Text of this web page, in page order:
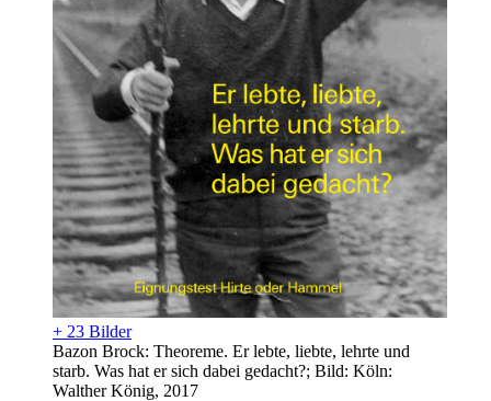
+ 23 Bilder
Bazon Brock: Theoreme. Er lebte, liebte, lehrte und
starb. Was hat er sich dabei gedacht?; Bild: Köln:
Walther König, 2017